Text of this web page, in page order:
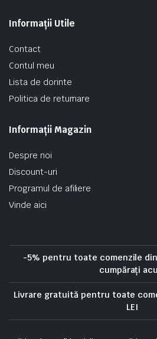
Informații Utile
Contact
Contul meu
Lista de dorinte
Politica de returnare
Informații Magazin
Despre noi
Discount-uri
Programul de afiliere
Vinde aici
-5% pentru toate comenzile
cumpărați
Livrare gratuită pentru toate
LEI